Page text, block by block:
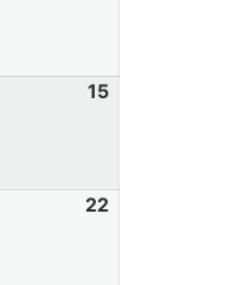
15
22